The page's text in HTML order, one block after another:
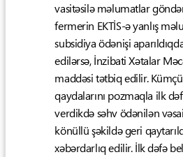
vasitəsilə məlumatlar
fermerin EKTİS-ə yanlış
subsidiya ödənişi
edilərsə, İnzibati Xətalar
maddəsi tətbiq edilir.
qaydalarını pozmaqla ilk
verdikdə səhv ödənilən
könüllü şəkildə geri
xəbərdarlıq edilir. İlk dəfə